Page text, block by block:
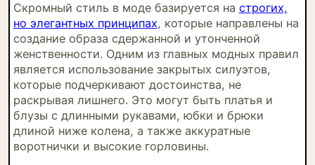
Скромный стиль в моде базируется на строгих,
но элегантных принципах, которые направлены на
создание образа сдержанной и утонченной
женственности. Одним из главных модных правил
является использование закрытых силуэтов,
которые подчеркивают достоинства, не
раскрывая лишнего. Это могут быть платья и
блузы с длинными рукавами, юбки и брюки
длиной ниже колена, а также аккуратные
воротнички и высокие горловины.